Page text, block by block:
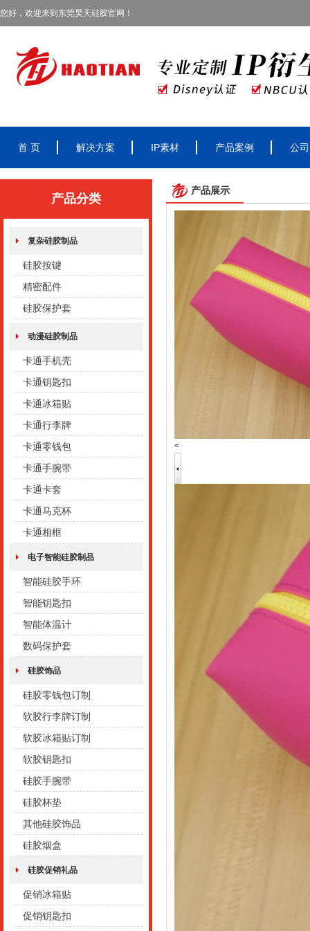
您好，欢迎来到东莞昊天硅胶官网！
首 页 解决方案 IP素材 产品案例 公
产品分类
复杂硅胶制品
硅胶按键
精密配件
硅胶保护套
动漫硅胶制品
卡通手机壳
卡通钥匙扣
卡通冰箱贴
卡通行李牌
卡通零钱包
卡通手腕带
卡通卡套
卡通马克杯
卡通相框
电子智能硅胶制品
智能硅胶手环
智能钥匙扣
智能体温计
数码保护套
硅胶饰品
硅胶零钱包订制
软胶行李牌订制
软胶冰箱贴订制
软胶钥匙扣
硅胶手腕带
硅胶杯垫
其他硅胶饰品
硅胶烟盒
硅胶促销礼品
促销冰箱贴
促销钥匙扣
产品展示
<